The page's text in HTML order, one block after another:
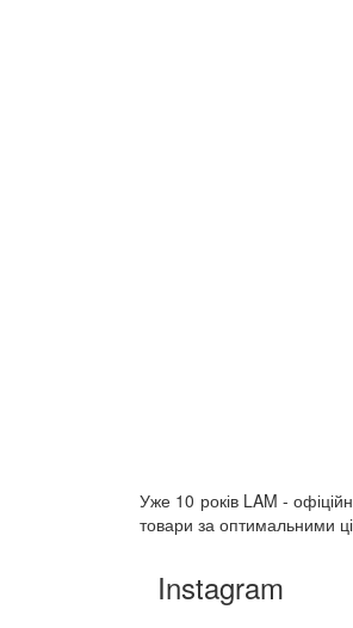
Уже 10 років LAM -
товари за оптимальними
Instagram